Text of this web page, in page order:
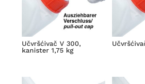
Učvršćivač V 300,
kanister 1,75 kg